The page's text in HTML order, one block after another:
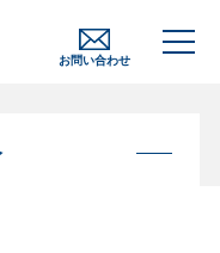
お問い合わせ